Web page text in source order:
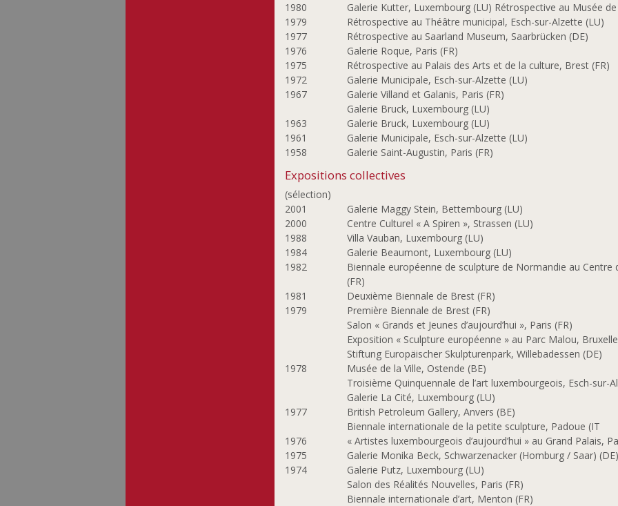
1980
Galerie Kutter, Luxembourg (LU) Rétrospective au Musée
1979
Rétrospective au Théâtre municipal, Esch-sur-Alzette (LU)
1977
Rétrospective au Saarland Museum, Saarbrücken (DE)
1976
Galerie Roque, Paris (FR)
1975
Rétrospective au Palais des Arts et de la culture, Brest (FR)
1972
Galerie Municipale, Esch-sur-Alzette (LU)
1967
Galerie Villand et Galanis, Paris (FR)
Galerie Bruck, Luxembourg (LU)
1963
Galerie Bruck, Luxembourg (LU)
1961
Galerie Municipale, Esch-sur-Alzette (LU)
1958
Galerie Saint-Augustin, Paris (FR)
Expositions collectives
(sélection)
2001
Galerie Maggy Stein, Bettembourg (LU)
2000
Centre Culturel « A Spiren », Strassen (LU)
1988
Villa Vauban, Luxembourg (LU)
1984
Galerie Beaumont, Luxembourg (LU)
1982
Biennale européenne de sculpture de Normandie au Centre
(FR)
1981
Deuxième Biennale de Brest (FR)
1979
Première Biennale de Brest (FR)
Salon « Grands et Jeunes d’aujourd’hui », Paris (FR)
Exposition « Sculpture européenne » au Parc Malou,
Stiftung Europäischer Skulpturenpark, Willebadessen (DE)
1978
Musée de la Ville, Ostende (BE)
Troisième Quinquennale de l’art luxembourgeois, Esch-sur-
Galerie La Cité, Luxembourg (LU)
1977
British Petroleum Gallery, Anvers (BE)
Biennale internationale de la petite sculpture, Padoue (IT
1976
« Artistes luxembourgeois d’aujourd’hui » au Grand Palais,
1975
Galerie Monika Beck, Schwarzenacker (Homburg / Saar)
1974
Galerie Putz, Luxembourg (LU)
Salon des Réalités Nouvelles, Paris (FR)
Biennale internationale d’art, Menton (FR)